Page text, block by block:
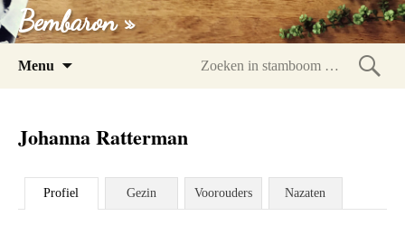
Bembaron »
Menu
Johanna Ratterman
Profiel Gezin Voorouders Nazaten